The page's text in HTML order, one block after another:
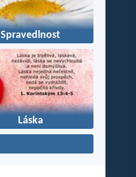
Spravedlnost
Láska